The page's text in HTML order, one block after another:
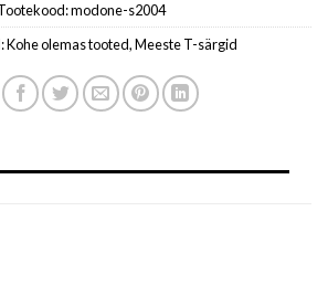
modone-s2004
Kohe olemas tooted,Meeste T-särgid